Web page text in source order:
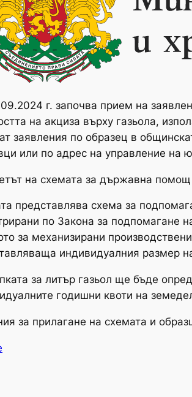
г. започва прием на
на акциза върху газьола,
заявления по образец в
или по адрес на управление на
на схемата за държавна
представлява схема за
по Закона за подпомагане
за механизирани
индивидуалния размер
за литър газьол ще бъде
годишни квоти на
за прилагане на схемата и